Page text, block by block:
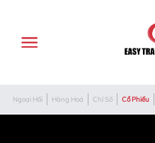
Ngoại Hối Hàng Hoá Chỉ Số Cổ Phiếu